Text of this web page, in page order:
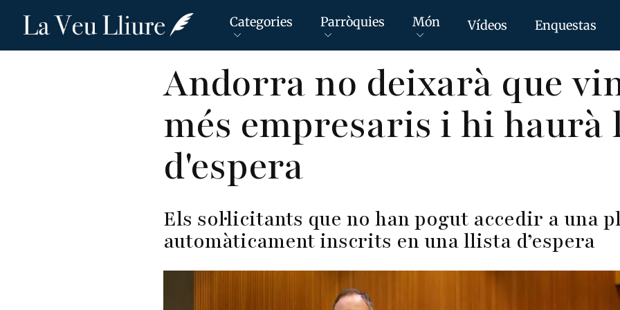
Vés
Categories Parròquies Món Vídeos Enquestas
Andorra no deixarà que
més empresaris i hi
d'espera
Els sol·licitants que no han pogut accedir a una
automàticament inscrits en una llista d’espera